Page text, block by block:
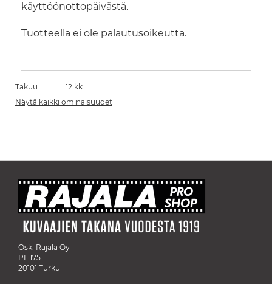
käyttöönottopäivästä.
Tuotteella ei ole palautusoikeutta.
Takuu
12 kk
Näytä kaikki ominaisuudet
Osk. Rajala Oy
PL 175
20101 Turku